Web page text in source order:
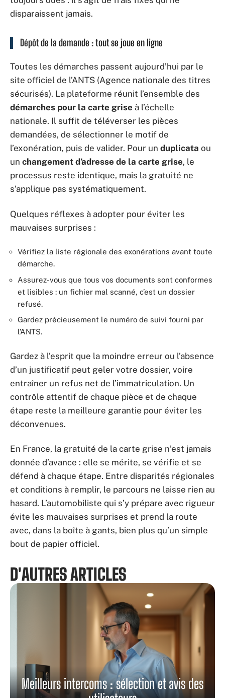
disparaissent jamais.
Dépôt de la demande : tout se joue en ligne
Toutes les démarches passent aujourd’hui par le
site officiel de l’ANTS (Agence nationale des titres
sécurisés). La plateforme réunit l’ensemble des
démarches pour la carte grise à l’échelle
nationale. Il suffit de téléverser les pièces
demandées, de sélectionner le motif de
l’exonération, puis de valider. Pour un duplicata ou
un changement d’adresse de la carte grise, le
processus reste identique, mais la gratuité ne
s’applique pas systématiquement.
Quelques réflexes à adopter pour éviter les
mauvaises surprises :
Vérifiez la liste régionale des exonérations avant toute
démarche.
Assurez-vous que tous vos documents sont conformes
et lisibles : un fichier mal scanné, c’est un dossier
refusé.
Gardez précieusement le numéro de suivi fourni par
l’ANTS.
Gardez à l’esprit que la moindre erreur ou l’absence
d’un justificatif peut geler votre dossier, voire
entraîner un refus net de l’immatriculation. Un
contrôle attentif de chaque pièce et de chaque
étape reste la meilleure garantie pour éviter les
déconvenues.
En France, la gratuité de la carte grise n’est jamais
donnée d’avance : elle se mérite, se vérifie et se
défend à chaque étape. Entre disparités régionales
et conditions à remplir, le parcours ne laisse rien au
hasard. L’automobiliste qui s’y prépare avec rigueur
évite les mauvaises surprises et prend la route
avec, dans la boîte à gants, bien plus qu’un simple
bout de papier officiel.
D'AUTRES ARTICLES
Meilleurs intercoms : sélection et avis des